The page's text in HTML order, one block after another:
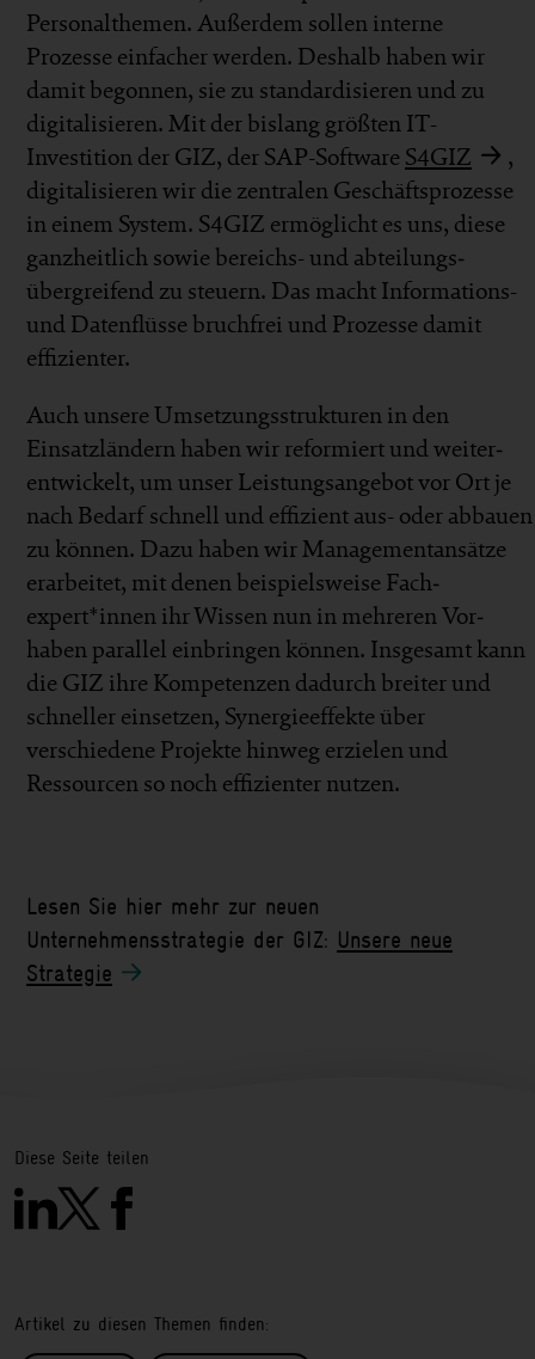
Personal­themen. Außer­dem sollen interne
Prozesse ein­facher werden. Deshalb haben wir
damit begonnen, sie zu standardi­sieren und zu
digitali­sieren. Mit der bis­lang größten IT-
Investition der GIZ, der SAP-Software S4GIZ
,
digitali­sieren wir die zentralen Geschäfts­prozesse
in einem System. S4GIZ ermöglicht es uns, diese
ganz­heit­lich sowie bereichs- und abteilungs­
übergreifend zu steuern. Das macht Informations-
und Daten­flüsse bruch­frei und Prozesse damit
effizienter.
Auch unsere Umsetzungs­strukturen in den
Einsatz­ländern haben wir refor­miert und weiter­
ent­wickelt, um unser Leis­tungs­angebot vor Ort je
nach Bedarf schnell und effizient aus- oder ab­bauen
zu können. Dazu haben wir Manage­ment­ansätze
er­arbeitet, mit denen beispiels­weise Fach­
expert*innen ihr Wissen nun in mehreren Vor­
haben parallel ein­bringen können. Ins­gesamt kann
die GIZ ihre Kom­pe­tenzen dadurch breiter und
schneller einsetzen, Synergie­effekte über
verschiedene Projekte hinweg erzielen und
Ressourcen so noch effizienter nutzen.
Lesen Sie hier mehr zur neuen
Unternehmensstrategie der GIZ: Unsere neue
Strategie
Diese Seite teilen
Artikel zu diesen Themen finden: